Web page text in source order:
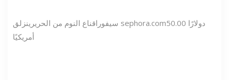
سيفوراقناع النوم من الحرير ينزلق sephora.com50.00 دولارًا
أمريكيًا